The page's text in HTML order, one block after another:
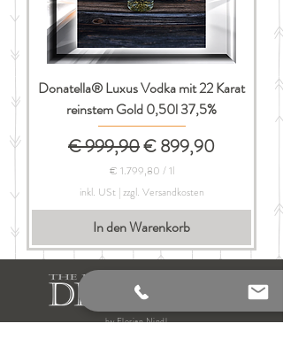
Donatella® Luxus Vodka mit 22 Karat
reinstem Gold 0,50l 37,5%
Standardpreis
€ 999,90Sale-Preis
€ 899,90
€ 1.799,80 /1l
€
1
.
7
9
9
8
0
p
inkl. USt|zzgl. Versandkosten
In den Warenkorb
by Florian Nindl